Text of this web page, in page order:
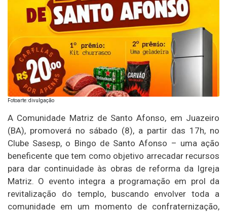
Fotoarte: divulgação
A Comunidade Matriz de Santo Afonso, em Juazeiro
(BA), promoverá no sábado (8), a partir das 17h, no
Clube Sasesp, o Bingo de Santo Afonso – uma ação
beneficente que tem como objetivo arrecadar recursos
para dar continuidade às obras de reforma da Igreja
Matriz. O evento integra a programação em prol da
revitalização do templo, buscando envolver toda a
comunidade em um momento de confraternização,